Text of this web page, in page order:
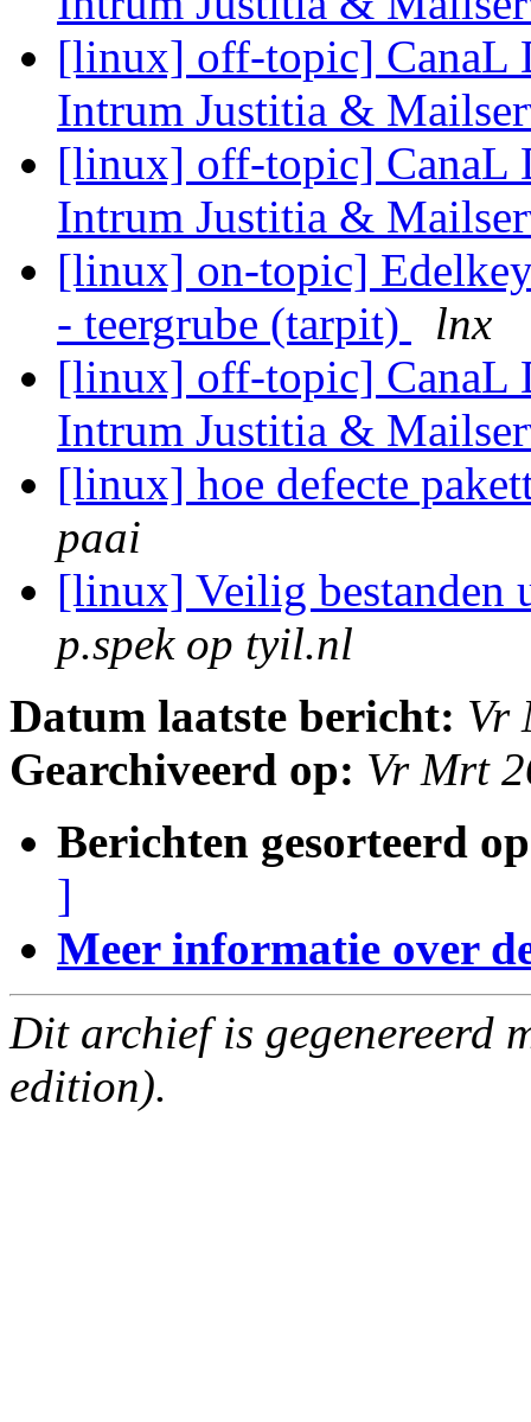
[linux] off-topic] CanaL
Intrum Justitia &
[linux] off-topic] CanaL
Intrum Justitia &
[linux] on-topic]
- teergrube (tarpit)
lnx
[linux] off-topic] CanaL
Intrum Justitia &
[linux] hoe defecte
paai
[linux] Veilig bestanden
p.spek op tyil.nl
Datum laatste bericht: Vr
Gearchiveerd op: Vr Mrt
Berichten gesorteerd
]
Meer informatie over
Dit archief is gegenereerd
edition).